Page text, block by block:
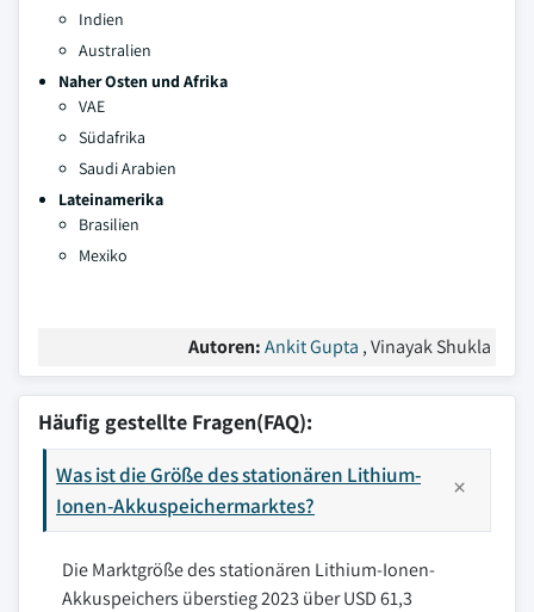
Indien
Australien
Naher Osten und Afrika
VAE
Südafrika
Saudi Arabien
Lateinamerika
Brasilien
Mexiko
Autoren:Ankit Gupta , Vinayak Shukla
Häufig gestellte Fragen(FAQ):
Was ist die Größe des stationären Lithium-
Ionen-Akkuspeichermarktes?
Die Marktgröße des stationären Lithium-Ionen-
Akkuspeichers überstieg 2023 über USD 61,3